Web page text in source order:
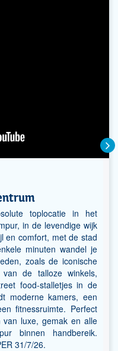
toplocatie in het
in de levendige wijk
en comfort, met de stad
minuten wandel je
zoals de iconische
de talloze winkels,
food-stalletjes in de
moderne kamers, een
fitnessruimte. Perfect
van luxe, gemak en alle
binnen handbereik.
31/7/26.